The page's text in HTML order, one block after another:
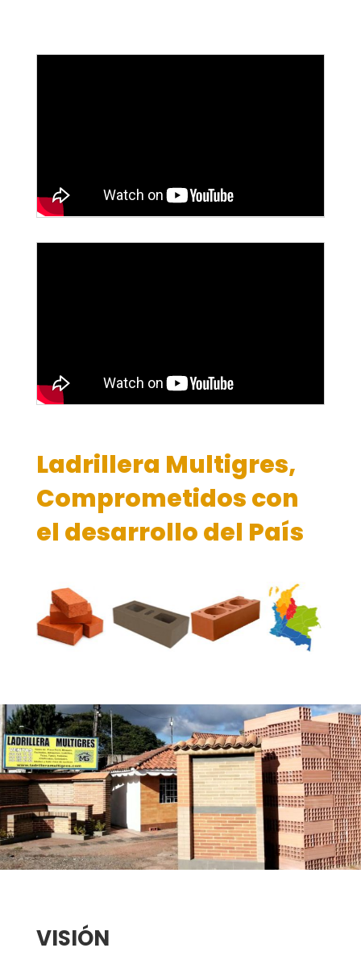
Ladrillera Multigres,
Comprometidos con
el desarrollo del País
VISIÓN